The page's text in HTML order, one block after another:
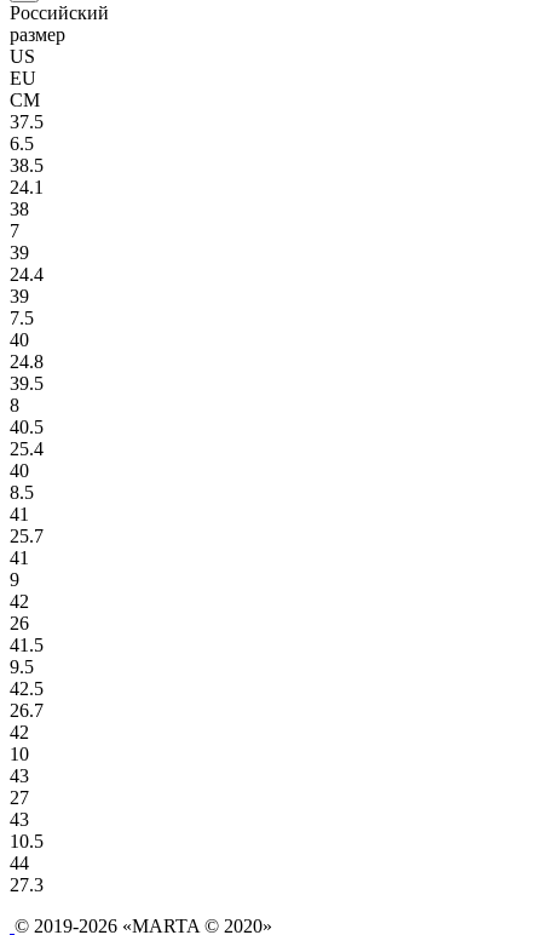
Российский
размер
US
EU
СМ
37.5
6.5
38.5
24.1
38
7
39
24.4
39
7.5
40
24.8
39.5
8
40.5
25.4
40
8.5
41
25.7
41
9
42
26
41.5
9.5
42.5
26.7
42
10
43
27
43
10.5
44
27.3
© 2019-2026 «MARTA © 2020»